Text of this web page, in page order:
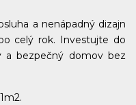
a nenápadný dizajn
celý rok. Investujte do
a bezpečný domov bez